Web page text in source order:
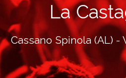
La
Cassano Spinola (AL) -